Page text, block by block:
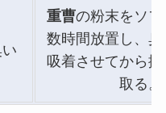
重曹の粉末をソ
数時間放置し、
吸着させてから
取る。